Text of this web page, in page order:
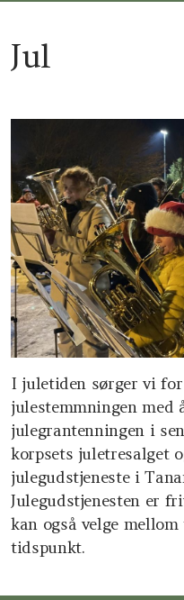
Jul
I juletiden sørger vi for
julestemmningen med
julegrantenningen i
korpsets juletresalget
julegudstjeneste i
Julegudstjenesten er
kan også velge
tidspunkt.